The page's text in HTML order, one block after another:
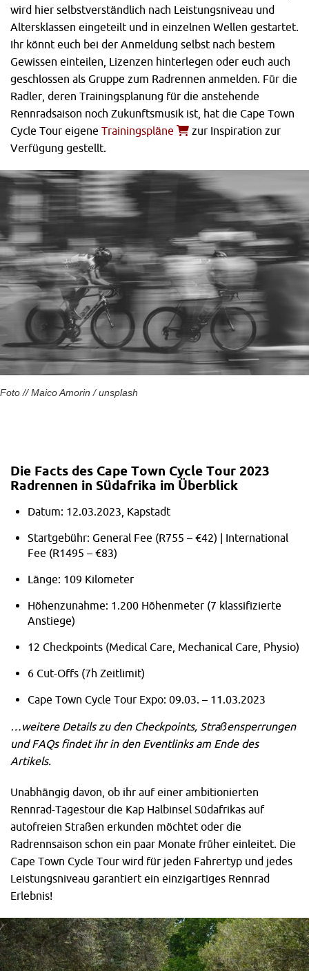
wird hier selbstverständlich nach Leistungsniveau und
Altersklassen eingeteilt und in einzelnen Wellen gestartet.
Ihr könnt euch bei der Anmeldung selbst nach bestem
Gewissen einteilen, Lizenzen hinterlegen oder euch auch
geschlossen als Gruppe zum Radrennen anmelden. Für die
Radler, deren Trainingsplanung für die anstehende
Rennradsaison noch Zukunftsmusik ist, hat die Cape Town
Cycle Tour eigene Trainingspläne
zur Inspiration zur
Verfügung gestellt.
Foto // Maico Amorin / unsplash
Die Facts des Cape Town Cycle Tour 2023
Radrennen in Südafrika im Überblick
Datum: 12.03.2023, Kapstadt
Startgebühr: General Fee (R755 – €42) | International
Fee (R1495 – €83)
Länge: 109 Kilometer
Höhenzunahme: 1.200 Höhenmeter (7 klassifizierte
Anstiege)
12 Checkpoints (Medical Care, Mechanical Care, Physio)
6 Cut-Offs (7h Zeitlimit)
Cape Town Cycle Tour Expo: 09.03. – 11.03.2023
…weitere Details zu den Checkpoints, Straßensperrungen
und FAQs findet ihr in den Eventlinks am Ende des
Artikels.
Unabhängig davon, ob ihr auf einer ambitionierten
Rennrad-Tagestour die Kap Halbinsel Südafrikas auf
autofreien Straßen erkunden möchtet oder die
Radrennsaison schon ein paar Monate früher einleitet. Die
Cape Town Cycle Tour wird für jeden Fahrertyp und jedes
Leistungsniveau garantiert ein einzigartiges Rennrad
Erlebnis!